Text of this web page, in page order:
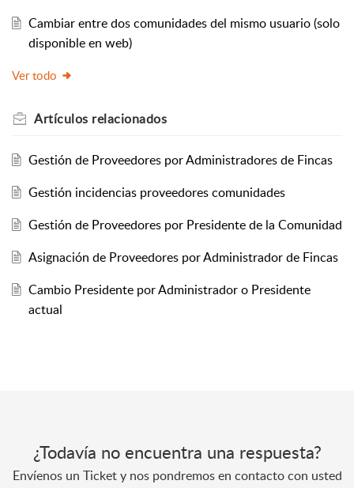
Cambiar entre dos comunidades del mismo usuario (solo
disponible en web)
Ver todo
Artículos relacionados
Gestión de Proveedores por Administradores de Fincas
Gestión incidencias proveedores comunidades
Gestión de Proveedores por Presidente de la Comunidad
Asignación de Proveedores por Administrador de Fincas
Cambio Presidente por Administrador o Presidente
actual
¿Todavía no encuentra una respuesta?
Envíenos un Ticket y nos pondremos en contacto con usted